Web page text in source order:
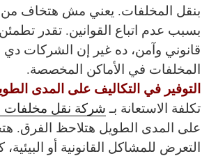
بنقل المخلفات. يعني مش هتخاف من
بسبب عدم اتباع القوانين. تقدر
قانوني وآمن، ده غير إن الشركات دي
المخلفات في الأماكن المخصصة.
التوفير في التكاليف على المدى
تكلفة الاستعانة بـ شركة نقل مخلفات
على المدى الطويل هتلاحظ الفرق.
التعرض للمشاكل القانونية أو